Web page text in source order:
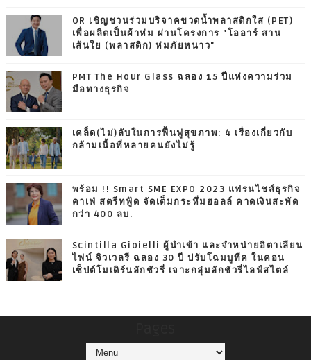
OR เชิญชวนร่วมบริจาคขวดน้ำพลาสติกใส (PET)
เพื่อผลิตเป็นผ้าห่ม ผ่านโครงการ "โออาร์ สาน
เส้นใย (พลาสติก) ห่มภัยหนาว"
PMT The Hour Glass ฉลอง 15 ปีแห่งความร่วม
มือทางธุรกิจ
เคล็ด(ไม่)ลับในการฟื้นฟูสุขภาพ: 4 เรื่องเกี่ยวกับ
กล้ามเนื้อที่หลายคนยังไม่รู้
พร้อม !! Smart SME EXPO 2023 แฟรนไชส์ธุรกิจ
คาเฟ่ สตรีทฟู้ด จัดเต็มกระหึ่มฮอลล์ คาดเงินสะพัด
กว่า 400 ลบ.
Scintilla Gioielli ผู้นำเข้า และจำหน่ายอิตาเลียน
ไฟน์ จิวเวลรี ฉลอง 30 ปี ปรับโฉมบูทีค ในคอน
เซ็ปต์โมเดิร์นลักชัวรี่ เจาะกลุ่มลักชัวรี่ไลฟ์สไตล์